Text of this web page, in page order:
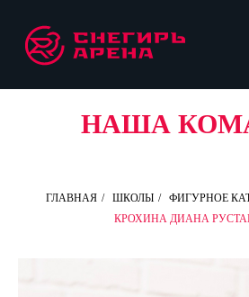
НАША
ГЛАВНАЯ / ШКОЛЫ / ФИГУРНОЕ
КРОХИНА ДИАНА